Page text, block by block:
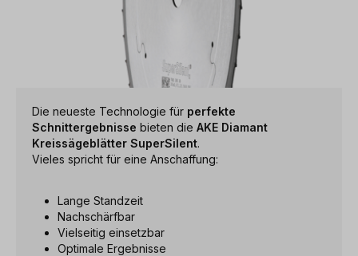
Die neueste Technologie für perfekte
Schnittergebnisse bieten die AKE Diamant
Kreissägeblätter SuperSilent.
Vieles spricht für eine Anschaffung:
Lange Standzeit
Nachschärfbar
Vielseitig einsetzbar
Optimale Ergebnisse